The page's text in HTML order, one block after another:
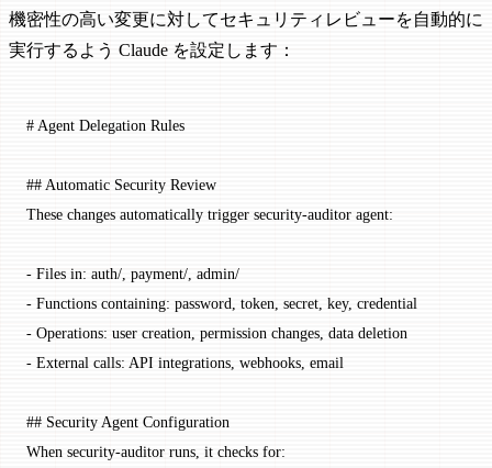
機密性の高い変更に対してセキュリティレビューを自動的に
実行するよう Claude を設定します：
# Agent Delegation Rules
## Automatic Security Review
These changes automatically trigger security-auditor agent:
- Files in: auth/, payment/, admin/
- Functions containing: password, token, secret, key, credential
- Operations: user creation, permission changes, data deletion
- External calls: API integrations, webhooks, email
## Security Agent Configuration
When security-auditor runs, it checks for: